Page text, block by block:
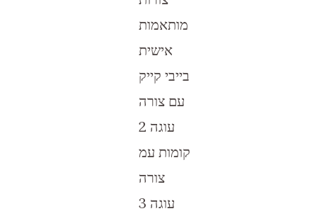
מותאמות
אישית
בייבי קייק
עם צורה
עוגה 2
קומות עמ
צורה
עוגה 3